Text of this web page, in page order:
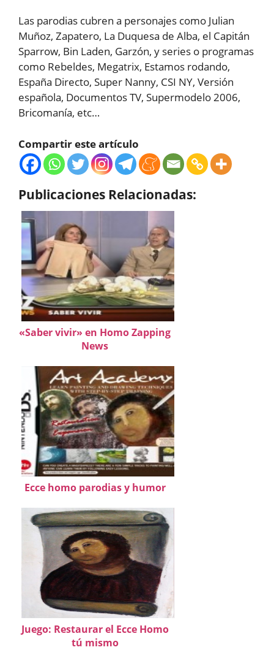
Las parodias cubren a personajes como Julian
Muñoz, Zapatero, La Duquesa de Alba, el Capitán
Sparrow, Bin Laden, Garzón, y series o programas
como Rebeldes, Megatrix, Estamos rodando,
España Directo, Super Nanny, CSI NY, Versión
española, Documentos TV, Supermodelo 2006,
Bricomanía, etc…
Compartir este artículo
Publicaciones Relacionadas:
«Saber vivir» en Homo Zapping
News
Ecce homo parodias y humor
Juego: Restaurar el Ecce Homo
tú mismo